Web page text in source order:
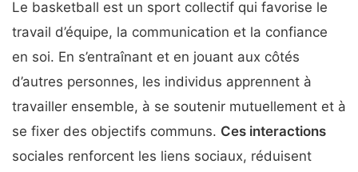
Le basketball est un sport collectif qui favorise le
travail d’équipe, la communication et la confiance
en soi. En s’entraînant et en jouant aux côtés
d’autres personnes, les individus apprennent à
travailler ensemble, à se soutenir mutuellement et à
se fixer des objectifs communs. Ces interactions
sociales renforcent les liens sociaux, réduisent